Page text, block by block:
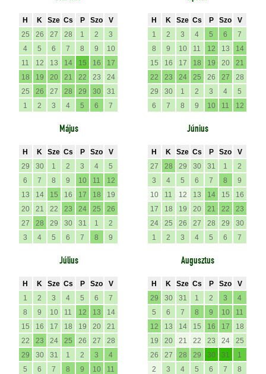
H K Sze Cs P Szo
V
25
26 27 28 1 2
3
4
5 6 7 8 9
10
11
12 13 14 15 16
17
18
19 20 21 22 23
24
25
26 27 28 29 30
31
1
2 3 4 5 6 7
H K Sze Cs P Szo
V
1
2 3 4 5 6
7
8
9 10 11 12 13
14
15
16 17 18 19 20
21
22
23 24 25 26 27
28
29
30 1 2 3 4
5
6
7 8 9 10 11 12
Május
H K Sze Cs P Szo
V
29
30 1 2 3 4
5
6
7 8 9 10 11
12
13
14 15 16 17 18
19
20
21 22 23 24 25
26
27
28 29 30 31 1
2
3
4 5 6 7 8 9
Június
H K Sze Cs P Szo
V
27
28 29 30 31 1
2
3
4 5 6 7 8
9
10
11 12 13 14 15
16
17
18 19 20 21 22
23
24
25 26 27 28 29
30
1
2 3 4 5 6 7
Július
H K Sze Cs P Szo
V
1
2 3 4 5 6
7
8
9 10 11 12 13
14
15
16 17 18 19 20
21
22
23 24 25 26 27
28
29
30 31 1 2 3
4
5
6 7 8 9 10 11
Augusztus
H K Sze Cs P Szo
V
29
30 31 1 2 3
4
5
6 7 8 9 10
11
12
13 14 15 16 17
18
19
20 21 22 23 24
25
26
27 28 29 30 31
1
2
3 4 5 6 7 8